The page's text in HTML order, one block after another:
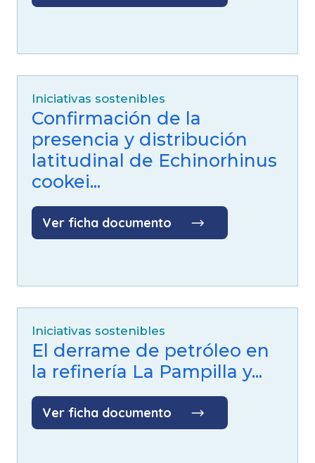
Iniciativas sostenibles
Confirmación de la
presencia y distribución
latitudinal de Echinorhinus
cookei...
Ver ficha documento
Iniciativas sostenibles
El derrame de petróleo en
la refinería La Pampilla y...
Ver ficha documento